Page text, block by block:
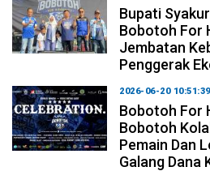
Bupati
Bobotoh For
Jembatan
Penggerak
2026-06-20 10:51:39
Bobotoh For
Bobotoh
Pemain Dan
Galang Dana